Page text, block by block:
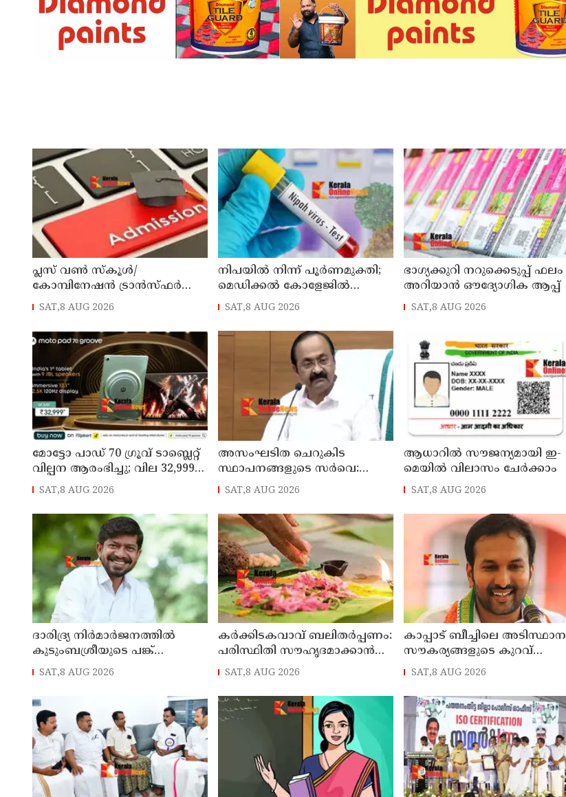
പ്ലസ് വൺ സ്‌കൂൾ/
കോമ്പിനേഷൻ ട്രാൻസ്ഫർ
അഡ്മിഷൻ ആഗസ്ത് 10, 11
SAT,8 AUG 2026
നിപയിൽ നിന്ന് പൂർണമുക്തി;
മെഡിക്കൽ കോളേജിൽ
ചികിത്സയിലിരുന്ന 43കാരൻ
SAT,8 AUG 2026
ഭാഗ്യക്കുറി നറുക്കെടുപ്പ് ഫലം
അറിയാൻ ഔദ്യോഗിക ആപ്പ്
SAT,8 AUG 2026
മോട്ടോ പാഡ് 70 ഗ്രൂവ് ടാബ്ലെറ്റ്
വില്പന ആരംഭിച്ചു; വില 32,999
രൂപ മുതൽ
SAT,8 AUG 2026
അസംഘടിത ചെറുകിട
സ്ഥാപനങ്ങളുടെ സർവെ:
കൃത്യമായ വിവരങ്ങൾ
നൽകണമെന്ന് മുഖ്യമന്ത്രി വി
ഡി സതീശൻ
SAT,8 AUG 2026
ആധാറിൽ സൗജന്യമായി ഇ-
മെയിൽ വിലാസം ചേർക്കാം
SAT,8 AUG 2026
ദാരിദ്ര്യ നിർമാർജനത്തിൽ
കുടുംബശ്രീയുടെ പങ്ക്
ശ്രദ്ധേയം: മന്ത്രി ഒ. ജെ. ജനീഷ്
SAT,8 AUG 2026
കർക്കിടകവാവ് ബലിതർപ്പണം:
പരിസ്ഥിതി സൗഹൃദമാക്കാൻ
കർശന നിർദ്ദേശവുമായി
SAT,8 AUG 2026
കാപ്പാട് ബീച്ചിലെ അടിസ്ഥാന
സൗകര്യങ്ങളുടെ കുറവ്
പരിഹരിക്കും : മന്ത്രി പി.സി
SAT,8 AUG 2026